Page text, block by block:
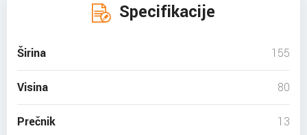
Specifikacije
Širina 155
Visina 80
Prečnik 13